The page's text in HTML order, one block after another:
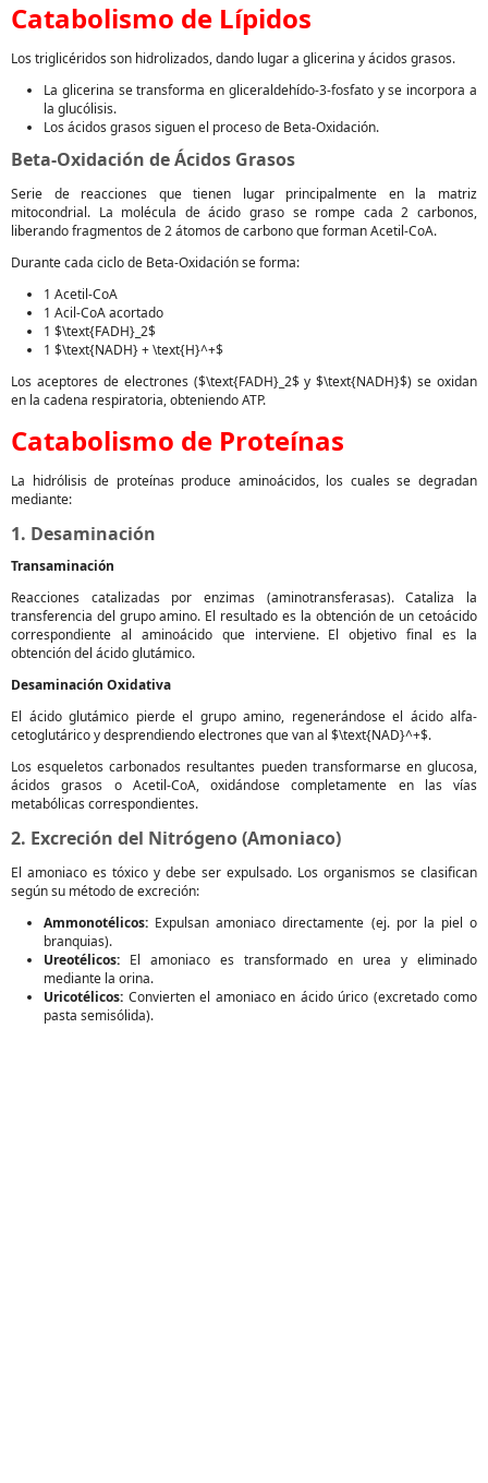
Catabolismo de Lípidos
Los triglicéridos son hidrolizados, dando lugar a glicerina y ácidos grasos.
La glicerina se transforma en gliceraldehído-3-fosfato y se incorpora a
la glucólisis.
Los ácidos grasos siguen el proceso de Beta-Oxidación.
Beta-Oxidación de Ácidos Grasos
Serie de reacciones que tienen lugar principalmente en la matriz
mitocondrial. La molécula de ácido graso se rompe cada 2 carbonos,
liberando fragmentos de 2 átomos de carbono que forman Acetil-CoA.
Durante cada ciclo de Beta-Oxidación se forma:
1 Acetil-CoA
1 Acil-CoA acortado
1 $\text{FADH}_2$
1 $\text{NADH} + \text{H}^+$
Los aceptores de electrones ($\text{FADH}_2$ y $\text{NADH}$) se oxidan
en la cadena respiratoria, obteniendo ATP.
Catabolismo de Proteínas
La hidrólisis de proteínas produce aminoácidos, los cuales se degradan
mediante:
1. Desaminación
Transaminación
Reacciones catalizadas por enzimas (aminotransferasas). Cataliza la
transferencia del grupo amino. El resultado es la obtención de un cetoácido
correspondiente al aminoácido que interviene. El objetivo final es la
obtención del ácido glutámico.
Desaminación Oxidativa
El ácido glutámico pierde el grupo amino, regenerándose el ácido alfa-
cetoglutárico y desprendiendo electrones que van al $\text{NAD}^+$.
Los esqueletos carbonados resultantes pueden transformarse en glucosa,
ácidos grasos o Acetil-CoA, oxidándose completamente en las vías
metabólicas correspondientes.
2. Excreción del Nitrógeno (Amoniaco)
El amoniaco es tóxico y debe ser expulsado. Los organismos se clasifican
según su método de excreción:
Ammonotélicos: Expulsan amoniaco directamente (ej. por la piel o
branquias).
Ureotélicos: El amoniaco es transformado en urea y eliminado
mediante la orina.
Uricotélicos: Convierten el amoniaco en ácido úrico (excretado como
pasta semisólida).